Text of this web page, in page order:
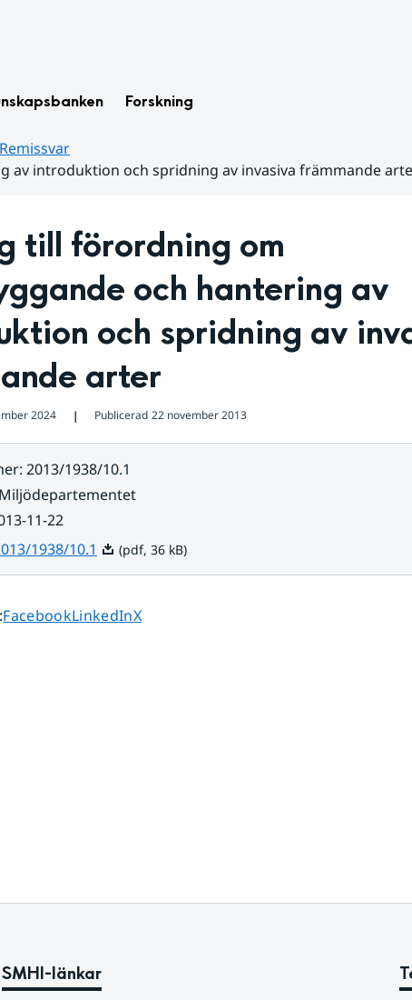
Forskning
Remissvar
av introduktion och spridning av invasiva främmande
till förordning om
och hantering av
och spridning av
arter
2024 ❘ Publicerad 22 november 2013
: 2013/1938/10.1
Miljödepartementet
11-22
1938/10.1 Pdf, 36 kB.
(pdf, 36 kB)
:Dela sidan på
FacebookDela sidan på
LinkedInDela sidan på
X
SMHI-länkar